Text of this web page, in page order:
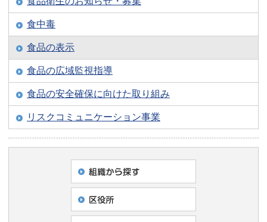
食中毒
食品の表示
食品の広域監視指導
食品の安全確保に向けた取り組み
リスクコミュニケーション事業